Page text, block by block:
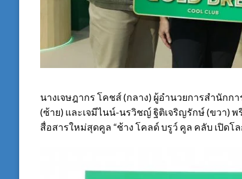
นางเจษฎากร โคชส์ (กลาง) ผู้อำนวยการสำนักก
(ซ้าย) และเจมีไนน์-นรวิชญ์ ฐิติเจริญรักษ์ (ขวา)
สื่อสารใหม่สุดคูล “ช้าง โคลด์ บรูว์ คูล คลับ เปิด